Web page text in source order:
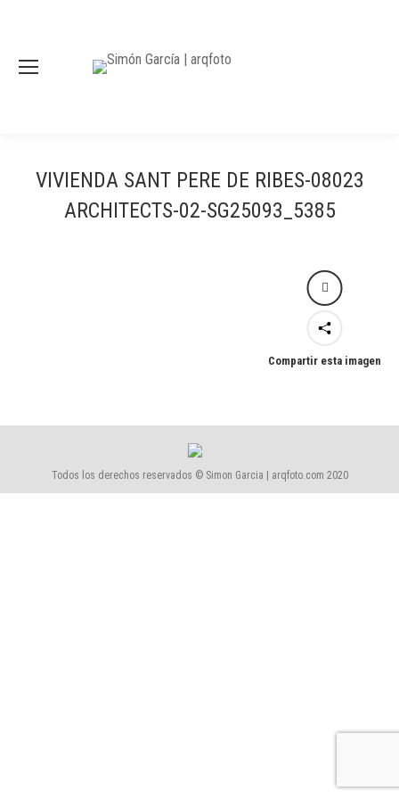
VIVIENDA SANT PERE DE RIBES-08023
ARCHITECTS-02-SG25093_5385
Compartir esta imagen
Todos los derechos reservados © Simon Garcia | arqfoto.com 2020